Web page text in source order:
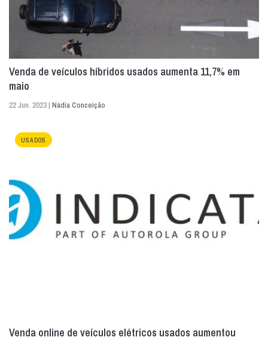
Venda de veículos híbridos usados aumenta 11,7% em
maio
22 Jun. 2023 | Nádia Conceição
USADOS
Venda online de veículos elétricos usados aumentou